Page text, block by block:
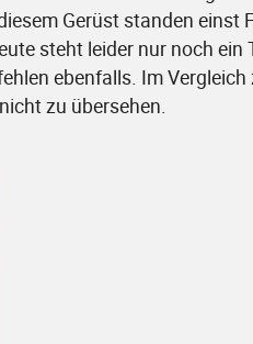
Gerüst standen einst
steht leider nur noch ein
ebenfalls. Im
zu übersehen.